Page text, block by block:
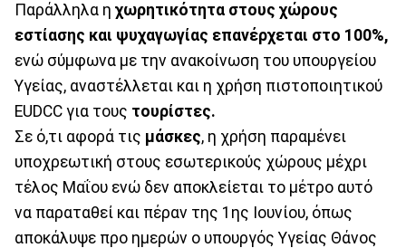
Παράλληλα η χωρητικότητα στους χώρους
εστίασης και ψυχαγωγίας επανέρχεται στο 100%,
ενώ σύμφωνα με την ανακοίνωση του υπουργείου
Υγείας, αναστέλλεται και η χρήση πιστοποιητικού
EUDCC για τους τουρίστες.
Σε ό,τι αφορά τις μάσκες, η χρήση παραμένει
υποχρεωτική στους εσωτερικούς χώρους μέχρι
τέλος Μαΐου ενώ δεν αποκλείεται το μέτρο αυτό
να παραταθεί και πέραν της 1ης Ιουνίου, όπως
αποκάλυψε προ ημερών ο υπουργός Υγείας Θάνος